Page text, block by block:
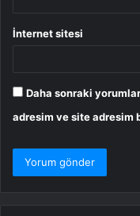
İnternet sitesi
Daha sonraki
adresim ve site adresim